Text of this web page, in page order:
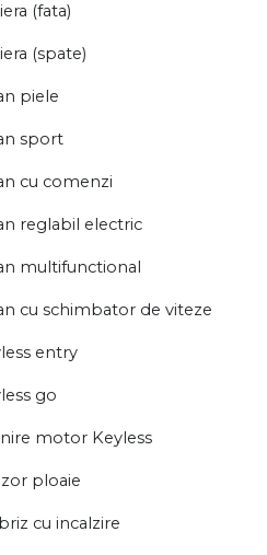
(fata)
(spate)
piele
sport
cu comenzi
reglabil electric
multifunctional
cu schimbator de viteze
entry
go
motor Keyless
ploaie
cu incalzire